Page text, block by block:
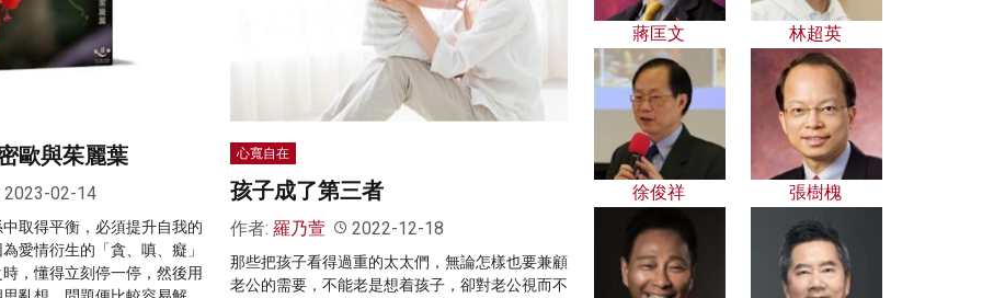
歐與茱麗葉
2023-02-14
取得平衡，必須提升自我的
愛情衍生的「貪、嗔、癡」
，懂得立刻停一停，然後用
心寬自在
孩子成了第三者
作者: 羅乃萱 2022-12-18
那些把孩子看得過重的太太們，無論怎樣也要兼顧
老公的需要，不能老是想着孩子，卻對老公視而不
蔣匡文 林超英
徐俊祥 張樹槐